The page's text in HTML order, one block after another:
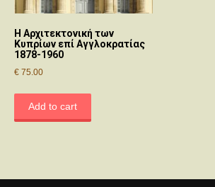
Η Αρχιτεκτονική των
Κυπρίων επί Αγγλοκρατίας
1878-1960
€ 75.00
Add to cart